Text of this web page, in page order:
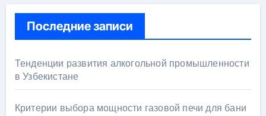
Последние записи
Тенденции развития алкогольной промышленности
в Узбекистане
Критерии выбора мощности газовой печи для бани